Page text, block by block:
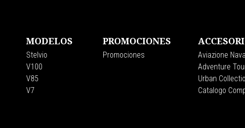
MODELOS
Stelvio
V100
V85
V7
PROMOCIONES
Promociones
Aviazione
Adventure
Urban
Catalogo